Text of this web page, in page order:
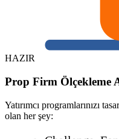
HAZIR
Prop Firm Ölçekleme
Yatırımcı programlarınızı
olan her şey: